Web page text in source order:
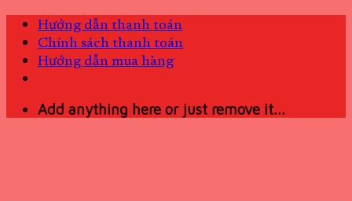
Skip
content
Hướng dẫn thanh toán
Chính sách thanh toán
Hướng dẫn mua hàng
Add anything here or just remove it...